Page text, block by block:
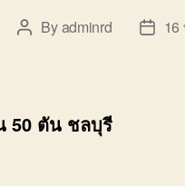
Post
Byadminrd
Post
50 ตัน ชลบุรี